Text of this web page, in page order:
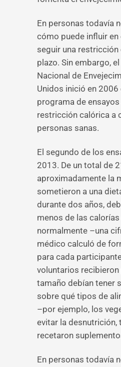
En personas todavía
cómo puede influir
seguir una
plazo. Sin embargo,
Nacional de
Unidos inició en
programa de
restricción calórica a
personas sanas.
El segundo de los
2013. De un total de
aproximadamente la
sometieron a una
durante dos años,
menos de las
normalmente –una
médico calculó de
para cada
voluntarios
tamaño debían tener
sobre qué tipos de
–por ejemplo, los
evitar la desnutrición,
recetaron
En personas todavía